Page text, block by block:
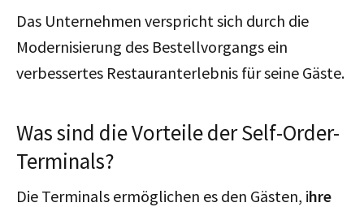
Das Unternehmen verspricht sich durch die
Modernisierung des Bestellvorgangs ein
verbessertes Restauranterlebnis für seine Gäste.
Was sind die Vorteile der Self-Order-
Terminals?
Die Terminals ermöglichen es den Gästen, ihre